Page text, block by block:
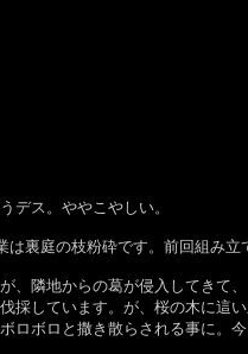
デス。ややこやしい。
は裏庭の枝粉砕です。前回組み立
隣地からの葛が侵入してきて
採しています。が、桜の木に這
ボロと撒き散らされる事に。